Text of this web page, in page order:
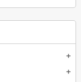
add
add